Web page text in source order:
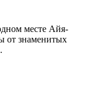
месте Айя-
от знаменитых